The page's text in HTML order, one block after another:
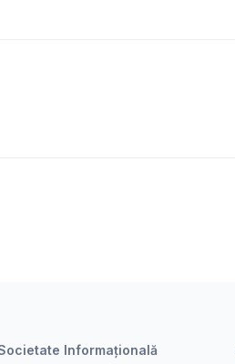
Informațională